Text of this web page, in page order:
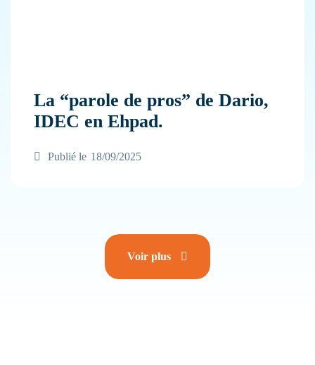
La “parole de pros” de Dario,
IDEC en Ehpad.
Publié le 18/09/2025
Voir plus